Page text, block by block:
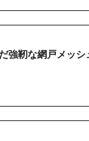
強靭な網戸メッシ